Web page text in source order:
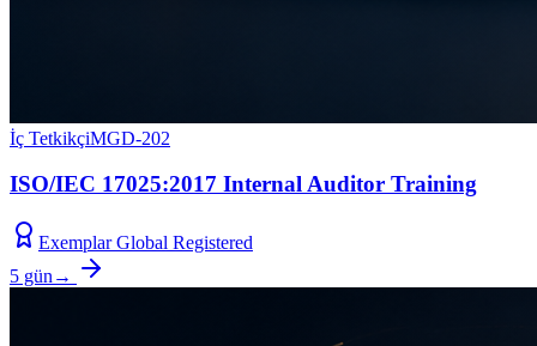
İç TetkikçiMGD-202
ISO/IEC 17025:2017 Internal Auditor Training
Exemplar Global Registered
5 gün →